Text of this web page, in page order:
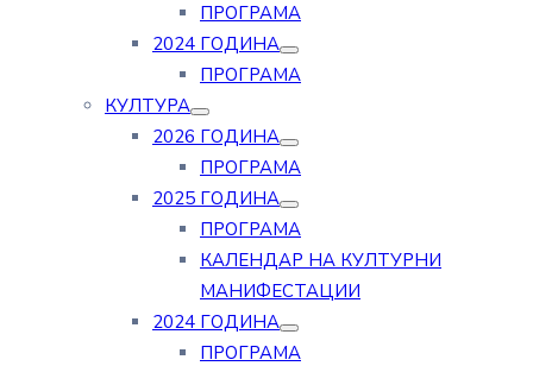
ПРОГРАМА
2024 ГОДИНА
ПРОГРАМА
КУЛТУРА
2026 ГОДИНА
ПРОГРАМА
2025 ГОДИНА
ПРОГРАМА
КАЛЕНДАР НА КУЛТУРНИ
МАНИФЕСТАЦИИ
2024 ГОДИНА
ПРОГРАМА